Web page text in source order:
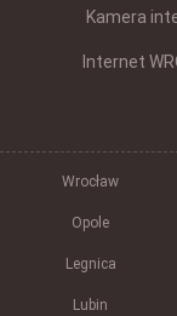
Kamera
Internet
Wrocław
Opole
Legnica
Lubin